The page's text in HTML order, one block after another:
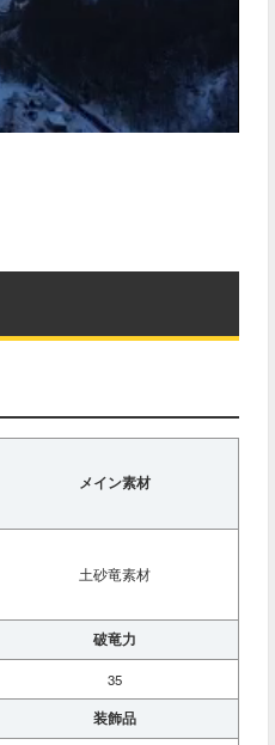
メイン素材
土砂竜素材
破竜力
35
装飾品